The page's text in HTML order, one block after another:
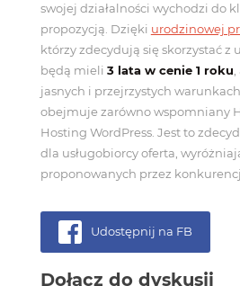
swojej działalności wychodzi do
propozycją. Dzięki urodzinowej
którzy zdecydują się skorzystać z
będą mieli 3 lata w cenie 1 roku
jasnych i przejrzystych
obejmuje zarówno wspomniany
Hosting WordPress. Jest to
dla usługobiorcy oferta,
proponowanych przez
Udostępnij na FB
Dołącz do dyskusji